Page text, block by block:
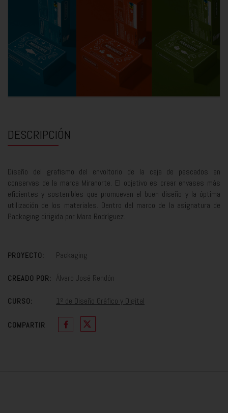
DESCRIPCIÓN
Diseño del grafismo del envoltorio de la caja de pescados en
conservas de la marca Miranorte. El objetivo es crear envases más
eficientes y sostenibles que promuevan el buen diseño y la óptima
utilización de los materiales. Dentro del marco de la asignatura de
Packaging dirigida por Mara Rodríguez.
PROYECTO: Packaging
CREADO POR: Álvaro José Rendón
CURSO: 1º de Diseño Gráfico y Digital
COMPARTIR